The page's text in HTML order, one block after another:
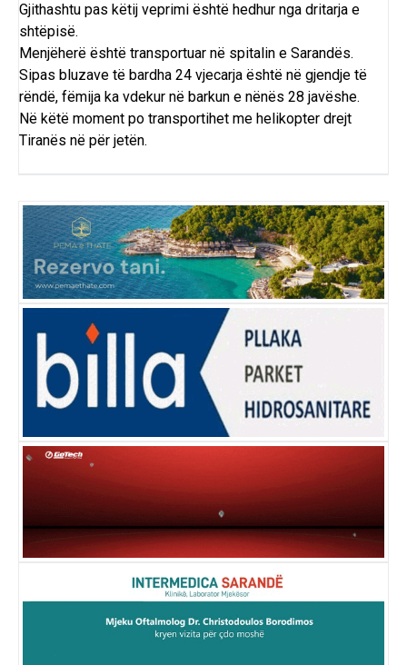
Gjithashtu pas këtij veprimi është hedhur nga dritarja e
shtëpisë.
Menjëherë është transportuar në spitalin e Sarandës.
Sipas bluzave të bardha 24 vjecarja është në gjendje të
rëndë, fëmija ka vdekur në barkun e nënës 28 javëshe.
Në këtë moment po transportihet me helikopter drejt
Tiranës në për jetën.